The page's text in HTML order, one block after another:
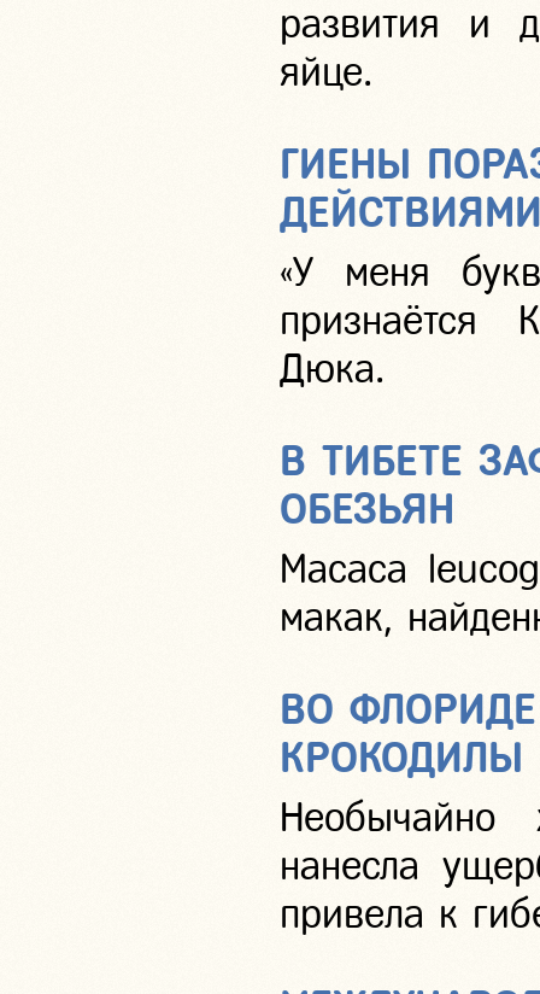
развития и
яйце.
ГИЕНЫ
«У меня
признаётся
Дюка.
В ТИБЕТЕ
ОБЕЗЬЯН
Macaca
макак,
ВО
Необычайно
нанесла
привела к